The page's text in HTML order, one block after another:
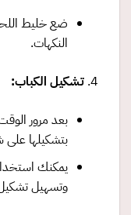
ضع خليط
النكهات.
تشكيل الكباب:
بعد مرور
بتشكيلها
يمكنك
وتسهيل